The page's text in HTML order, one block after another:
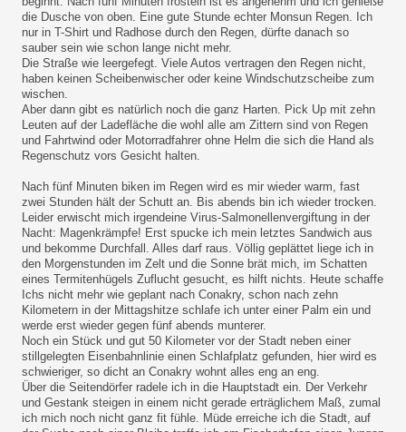
die Dusche von oben. Eine gute Stunde echter Monsun Regen. Ich
nur in T-Shirt und Radhose durch den Regen, dürfte danach so
sauber sein wie schon lange nicht mehr.
Die Straße wie leergefegt. Viele Autos vertragen den Regen nicht,
haben keinen Scheibenwischer oder keine Windschutzscheibe zum
wischen.
Aber dann gibt es natürlich noch die ganz Harten. Pick Up mit zehn
Leuten auf der Ladefläche die wohl alle am Zittern sind von Regen
und Fahrtwind oder Motorradfahrer ohne Helm die sich die Hand als
Regenschutz vors Gesicht halten.
Nach fünf Minuten biken im Regen wird es mir wieder warm, fast
zwei Stunden hält der Schutt an. Bis abends bin ich wieder trocken.
Leider erwischt mich irgendeine Virus-Salmonellenvergiftung in der
Nacht: Magenkrämpfe! Erst spucke ich mein letztes Sandwich aus
und bekomme Durchfall. Alles darf raus. Völlig geplättet liege ich in
den Morgenstunden im Zelt und die Sonne brät mich, im Schatten
eines Termitenhügels Zuflucht gesucht, es hilft nichts. Heute schaffe
Ichs nicht mehr wie geplant nach Conakry, schon nach zehn
Kilometern in der Mittagshitze schlafe ich unter einer Palm ein und
werde erst wieder gegen fünf abends munterer.
Noch ein Stück und gut 50 Kilometer vor der Stadt neben einer
stillgelegten Eisenbahnlinie einen Schlafplatz gefunden, hier wird es
schwieriger, so dicht an Conakry wohnt alles eng an eng.
Über die Seitendörfer radele ich in die Hauptstadt ein. Der Verkehr
und Gestank steigen in einem nicht gerade erträglichem Maß, zumal
ich mich noch nicht ganz fit fühle. Müde erreiche ich die Stadt, auf